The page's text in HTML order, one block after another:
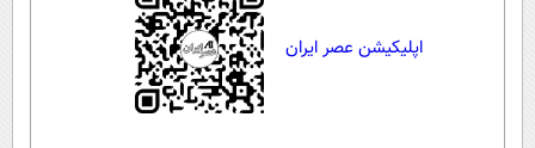
اپلیکیشن عصر ایران